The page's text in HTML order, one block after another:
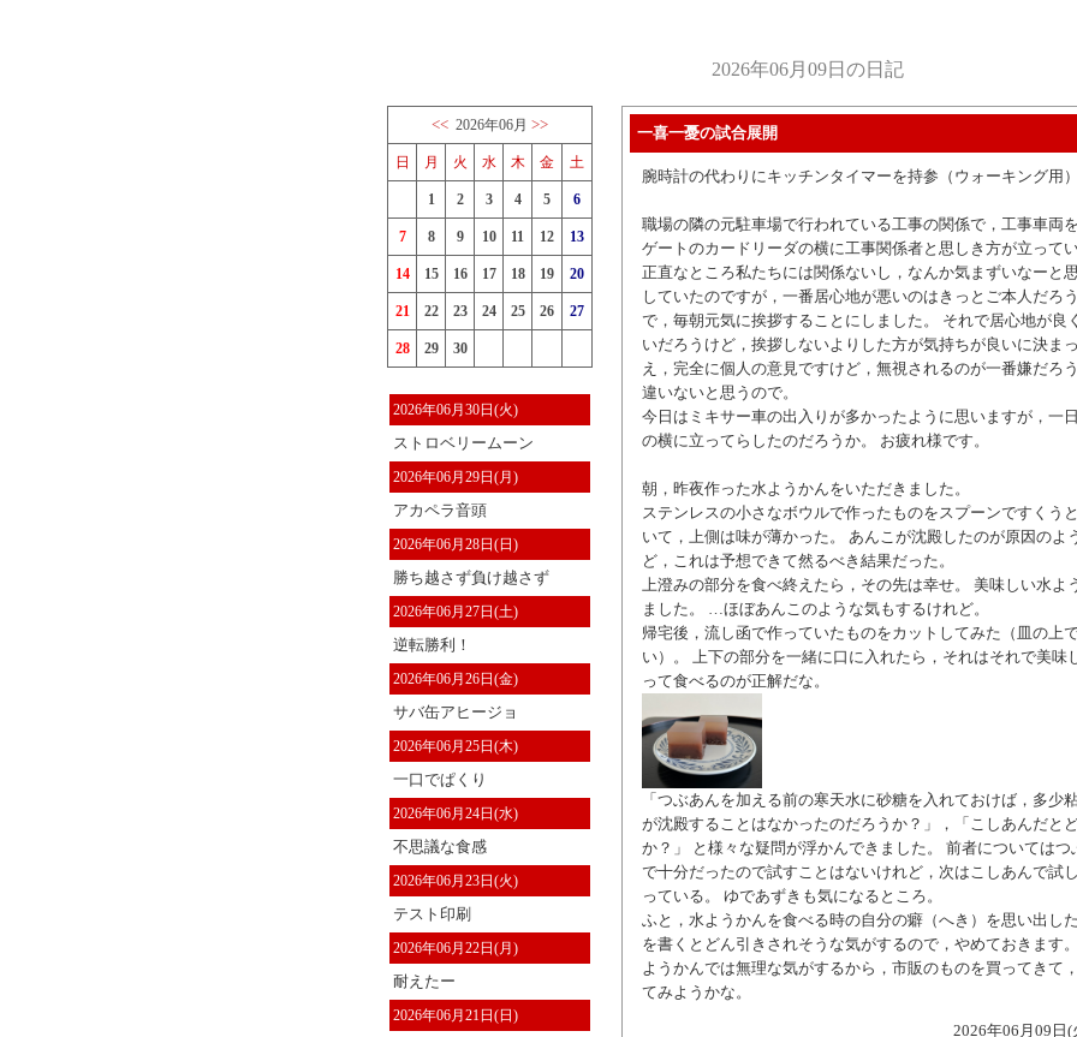
2026年06月09日の日記
<< 2026年06月 >>
日 月 火 水 木 金 土
1 2 3 4 5 6
7 8 9 10 11 12 13
14 15 16 17 18 19 20
21 22 23 24 25 26 27
28 29 30
2026年06月30日(火)
ストロベリームーン
2026年06月29日(月)
アカペラ音頭
2026年06月28日(日)
勝ち越さず負け越さず
2026年06月27日(土)
逆転勝利！
2026年06月26日(金)
サバ缶アヒージョ
2026年06月25日(木)
一口でぱくり
2026年06月24日(水)
不思議な食感
2026年06月23日(火)
テスト印刷
2026年06月22日(月)
耐えたー
2026年06月21日(日)
一喜一憂の試合展開
腕時計の代わりにキッチンタイマーを持参（ウォーキング用
職場の隣の元駐車場で行われている工事の関係で，工事車両
ゲートのカードリーダの横に工事関係者と思しき方が立って
正直なところ私たちには関係ないし，なんか気まずいなーと
していたのですが，一番居心地が悪いのはきっとご本人だろ
で，毎朝元気に挨拶することにしました。 それで居心地が良
いだろうけど，挨拶しないよりした方が気持ちが良いに決ま
え，完全に個人の意見ですけど，無視されるのが一番嫌だろ
違いないと思うので。
今日はミキサー車の出入りが多かったように思いますが，一
の横に立ってらしたのだろうか。 お疲れ様です。
朝，昨夜作った水ようかんをいただきました。
ステンレスの小さなボウルで作ったものをスプーンですくう
いて，上側は味が薄かった。 あんこが沈殿したのが原因のよ
ど，これは予想できて然るべき結果だった。
上澄みの部分を食べ終えたら，その先は幸せ。 美味しい水よ
ました。 …ほぼあんこのような気もするけれど。
帰宅後，流し函で作っていたものをカットしてみた（皿の上
い）。 上下の部分を一緒に口に入れたら，それはそれで美味
って食べるのが正解だな。
「つぶあんを加える前の寒天水に砂糖を入れておけば，多少
が沈殿することはなかったのだろうか？」，「こしあんだと
か？」 と様々な疑問が浮かんできました。 前者についてはつ
で十分だったので試すことはないけれど，次はこしあんで試
っている。 ゆであずきも気になるところ。
ふと，水ようかんを食べる時の自分の癖（へき）を思い出し
を書くとどん引きされそうな気がするので，やめておきます
ようかんでは無理な気がするから，市販のものを買ってきて
てみようかな。
2026年06月09日